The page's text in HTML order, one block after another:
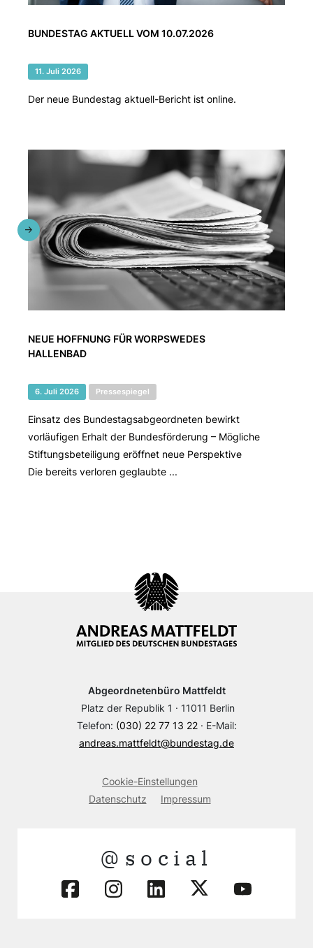
BUNDESTAG AKTUELL VOM 10.07.2026
11. Juli 2026
Der neue Bundestag aktuell-Bericht ist online.
NEUE HOFFNUNG FÜR WORPSWEDES
HALLENBAD
6. Juli 2026 Pressespiegel
Einsatz des Bundestagsabgeordneten bewirkt
vorläufigen Erhalt der Bundesförderung – Mögliche
Stiftungsbeteiligung eröffnet neue Perspektive
Die bereits verloren geglaubte ...
Abgeordnetenbüro Mattfeldt
Platz der Republik 1 · 11011 Berlin
Telefon: (030) 22 77 13 22· E-Mail:
andreas.mattfeldt@bundestag.de
Cookie-Einstellungen
Datenschutz
Impressum
@social